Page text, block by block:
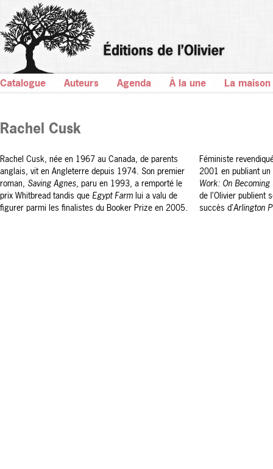
Catalogue Auteurs Agenda À la une La maison
Rachel Cusk
Rachel Cusk, née en 1967 au Canada, de parents
anglais, vit en Angleterre depuis 1974. Son premier
roman, Saving Agnes, paru en 1993, a remporté le
prix Whitbread tandis que Egypt Farm lui a valu de
figurer parmi les finalistes du Booker Prize en 2005.
Féministe
2001 en publiant
Work: On Becoming
de l’Olivier
succès d’Arlington